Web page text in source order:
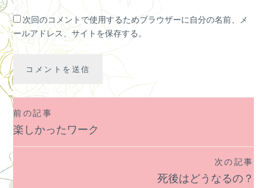
次回のコメントで使用するためブラウザーに自分の名前、メ
ールアドレス、サイトを保存する。
投
稿
ナ
ビ
前の記事
楽しかったワーク
次の記事
死後はどうなるの？